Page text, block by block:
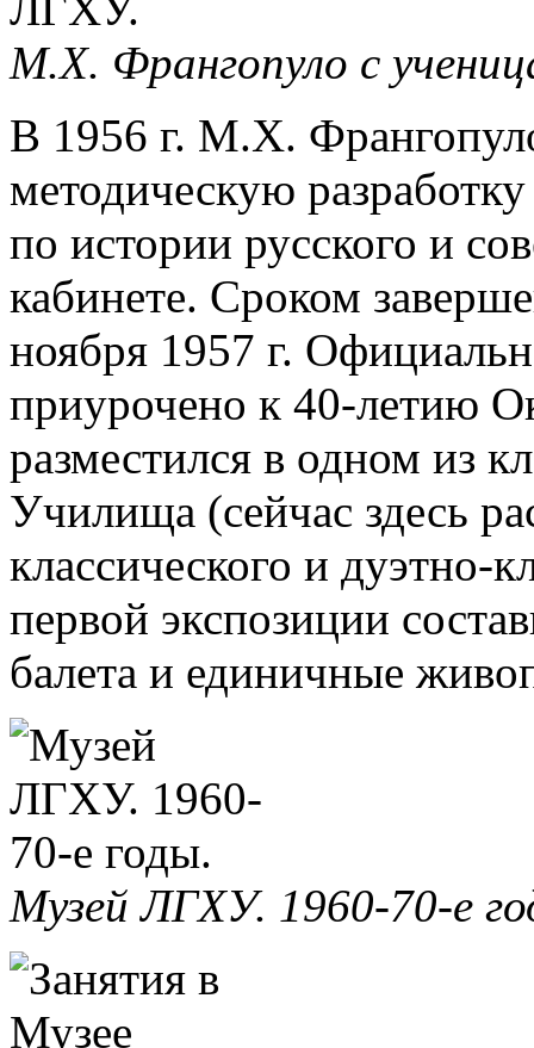
М.Х. Франгопуло с
В 1956 г. М.Х.
методическую
по истории русского и
кабинете. Сроком
ноября 1957 г.
приурочено к 40-летию
разместился в одном из
Училища (сейчас здесь
классического и дуэтно-
первой экспозиции
балета и единичные
Музей ЛГХУ. 1960-70-е